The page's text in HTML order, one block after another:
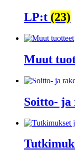
LP:t (23)
Muut
Soitto- ja